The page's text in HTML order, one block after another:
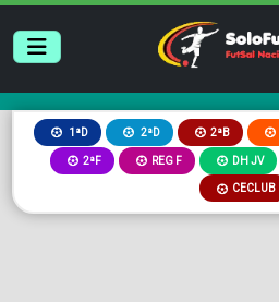
1ªD 2ªD 2ªB
2ªF REG F DH JV
CECLUB